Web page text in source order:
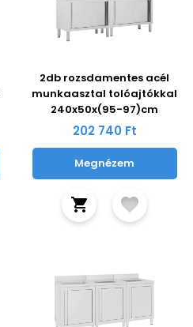
2db rozsdamentes acél
munkaasztal tolóajtókkal
240x50x(95-97)cm
202 740 Ft
Megnézem